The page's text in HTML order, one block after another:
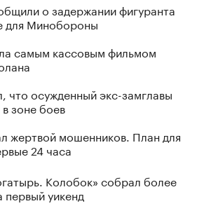
о задержании фигуранта
для Минобороны
самым кассовым фильмом
что осужденный экс-замглавы
зоне боев
жертвой мошенников. План для
24 часа
Колобок» собрал более
первый уикенд